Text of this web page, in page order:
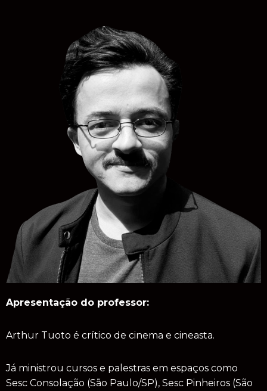
Apresentação do professor:
Arthur Tuoto é crítico de cinema e cineasta.
Já ministrou cursos e palestras em espaços como
Sesc Consolação (São Paulo/SP), Sesc Pinheiros (São